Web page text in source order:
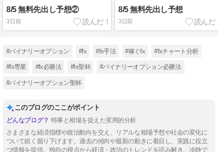
8/5 無料先出し予想②
3日前
8/5 無料先出し予想
3日前
#バイナリーオプション #fx #fx手法 #稼ぐfx #fxチャート分析
#fx専業 #fx必勝法 #fx聖杯 #バイナリーオプション必勝法
#バイナリーオプション聖杯
このブログのここがポイント
時事と相場を捉えた実用的分析
さまざまな経済指標や政治動向を交え、リアルな相場予想や社会の変化に
ついて鋭く掘り下げます。過去の傾向や最新の動きに着目し、実践に役立
つ情報を提供。独自の視点から経済・政治のトレンドを読み解き、冷静で